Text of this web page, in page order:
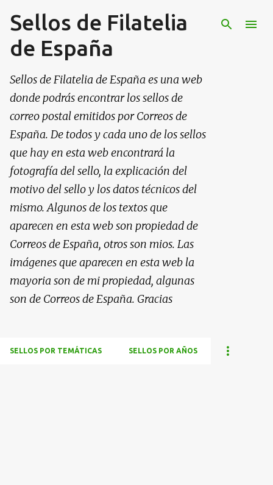
Ir al contenido principal
Sellos de Filatelia
de España
Sellos de Filatelia de España es una web
donde podrás encontrar los sellos de
correo postal emitidos por Correos de
España. De todos y cada uno de los sellos
que hay en esta web encontrará la
fotografía del sello, la explicación del
motivo del sello y los datos técnicos del
mismo. Algunos de los textos que
aparecen en esta web son propiedad de
Correos de España, otros son mios. Las
imágenes que aparecen en esta web la
mayoria son de mi propiedad, algunas
son de Correos de España. Gracias
SELLOS POR TEMÁTICAS SELLOS POR AÑOS